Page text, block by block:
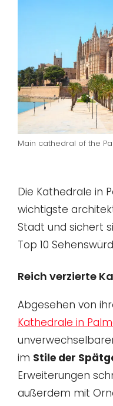
Main cathedral of the
Die Kathedrale in
wichtigste
Stadt und sichert
Top 10
Reich verzierte
Abgesehen von
Kathedrale in
im Stile der
Erweiterungen
außerdem mit